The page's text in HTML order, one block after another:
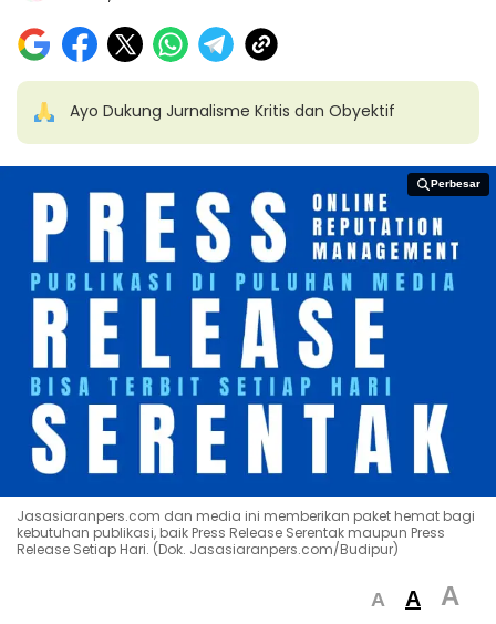
Ayo Dukung Jurnalisme Kritis dan Obyektif
Perbesar
Perbesar
Jasasiaranpers.com dan media ini memberikan paket hemat bagi
kebutuhan publikasi, baik Press Release Serentak maupun Press
Release Setiap Hari. (Dok. Jasasiaranpers.com/Budipur)
A A A